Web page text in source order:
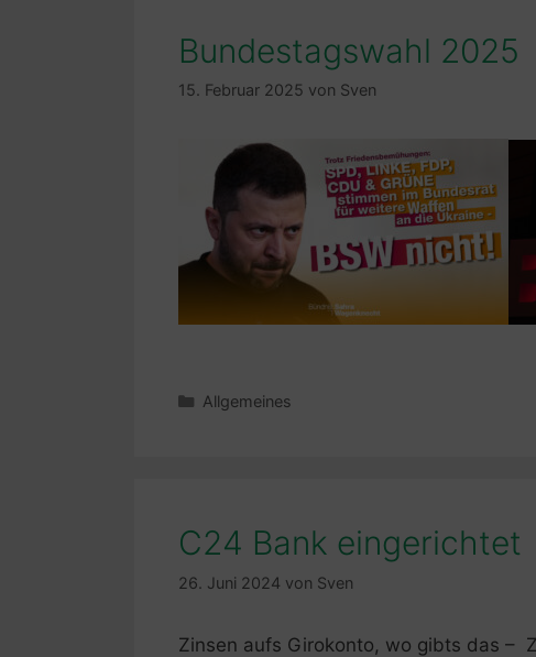
Bundestagswahl 2025
15. Februar 2025 von Sven
Kategorien
Allgemeines
C24 Bank eingerichtet
26. Juni 2024 von Sven
Zinsen aufs Girokonto, wo gibts das –